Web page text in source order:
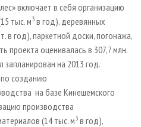
включает в себя организацию
тыс. м3 в год), деревянных
в год), паркетной доски, погонажа,
проекта оценивалась в 307,7 млн.
запланирован на 2013 год.
созданию
на базе Кинешемского
производства
(14 тыс. м3 в год),